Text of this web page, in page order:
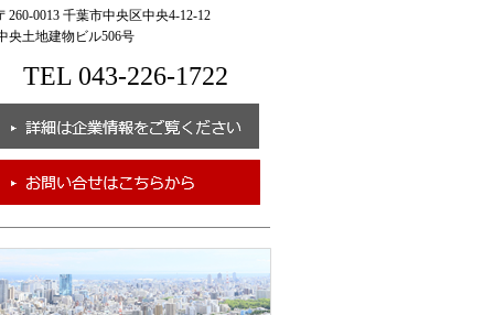
0013 千葉市中央区中央4-12-12
土地建物ビル506号
TEL 043-226-1722